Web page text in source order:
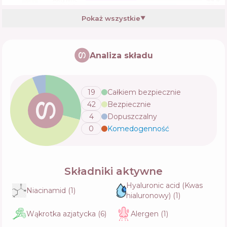
Serum
Purito Centella Unscented Serum
Skład
Aktywne
Funkcje
Purito Centella Green Level Buffet Serum
Funkcje
Pokaż wszystkie▼
Analiza składu
19
Całkiem bezpiecznie
42
Bezpiecznie
4
Dopuszczalny
0
Komedogenność
Składniki aktywne
Niacinamid (1)
Hyaluronic acid (Kwas
hialuronowy) (1)
Wąkrotka azjatycka (6) Alergen (1)